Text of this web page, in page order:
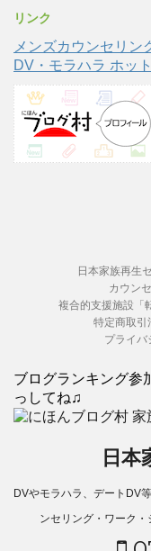
リンク
メンズカウンセリン
DV・モラハラ ホッ
日本家族再生
カウン
複合的支援施設「
特定商取引
プライバ
ブログランキング参
っしてね♫
日本
DVやモラハラ、デートDV
ンセリング・ワーク・